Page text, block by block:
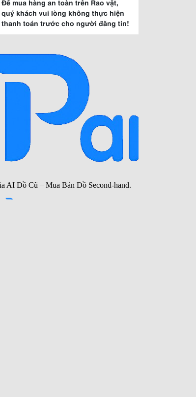
Để mua hàng an toàn trên Rao vặt,
quý khách vui lòng không thực hiện
thanh toán trước cho người đăng tin!